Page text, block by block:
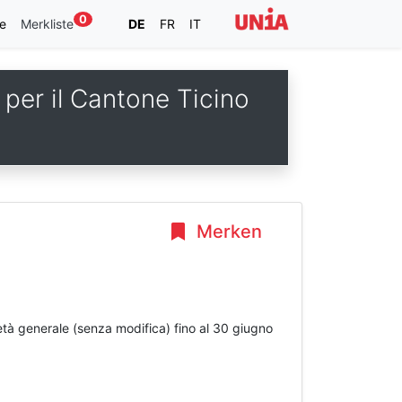
Merkliste 0 DE FR IT
il Cantone Ticino
Merken
generale (senza modifica) fino al 30 giugno